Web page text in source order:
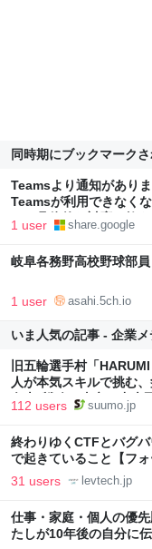
同時期にブックマーク
Teamsより通知があり
Teamsが利用できなく
めの具体的な対応を教
1 user share.google
岐阜各務野高校野球部
1 user asahi.5ch.io
いま人気の記事 - 企業
旧五輪選手村「
人が本気スキルで挑む
向上”戦略 東京・中央区
112 users suumo.jp
終わりゆくCTFとバグ
で起きていること【フ
31 users levtech.jp
仕事・家庭・個人の優
たしが10年後の自分に